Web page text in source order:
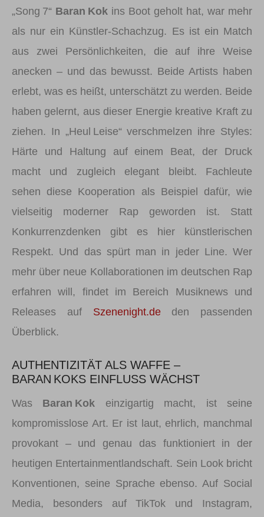
„Song 7“ Baran Kok ins Boot geholt hat, war mehr
als nur ein Künstler-Schachzug. Es ist ein Match
aus zwei Persönlichkeiten, die auf ihre Weise
anecken – und das bewusst. Beide Artists haben
erlebt, was es heißt, unterschätzt zu werden. Beide
haben gelernt, aus dieser Energie kreative Kraft zu
ziehen. In „Heul Leise“ verschmelzen ihre Styles:
Härte und Haltung auf einem Beat, der Druck
macht und zugleich elegant bleibt. Fachleute
sehen diese Kooperation als Beispiel dafür, wie
vielseitig moderner Rap geworden ist. Statt
Konkurrenzdenken gibt es hier künstlerischen
Respekt. Und das spürt man in jeder Line. Wer
mehr über neue Kollaborationen im deutschen Rap
erfahren will, findet im Bereich Musiknews und
Releases auf Szenenight.deden passenden
Überblick.
AUTHENTIZITÄT ALS WAFFE –
BARAN KOKS EINFLUSS WÄCHST
Was Baran Kok einzigartig macht, ist seine
kompromisslose Art. Er ist laut, ehrlich, manchmal
provokant – und genau das funktioniert in der
heutigen Entertainmentlandschaft. Sein Look bricht
Konventionen, seine Sprache ebenso. Auf Social
Media, besonders auf TikTok und Instagram,